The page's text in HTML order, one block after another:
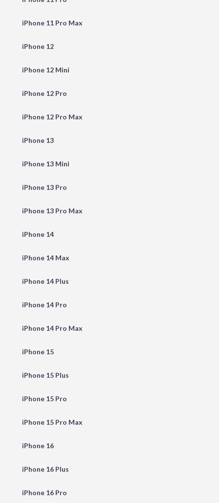
iPhone 11 Pro Max
iPhone 12
iPhone 12 Mini
iPhone 12 Pro
iPhone 12 Pro Max
iPhone 13
iPhone 13 Mini
iPhone 13 Pro
iPhone 13 Pro Max
iPhone 14
iPhone 14 Max
iPhone 14 Plus
iPhone 14 Pro
iPhone 14 Pro Max
iPhone 15
iPhone 15 Plus
iPhone 15 Pro
iPhone 15 Pro Max
iPhone 16
iPhone 16 Plus
iPhone 16 Pro